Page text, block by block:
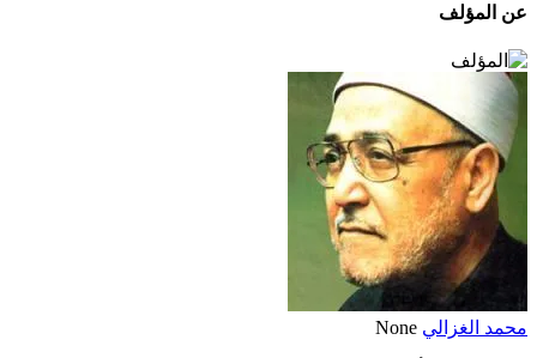
عن المؤلف
محمد الغزالي None